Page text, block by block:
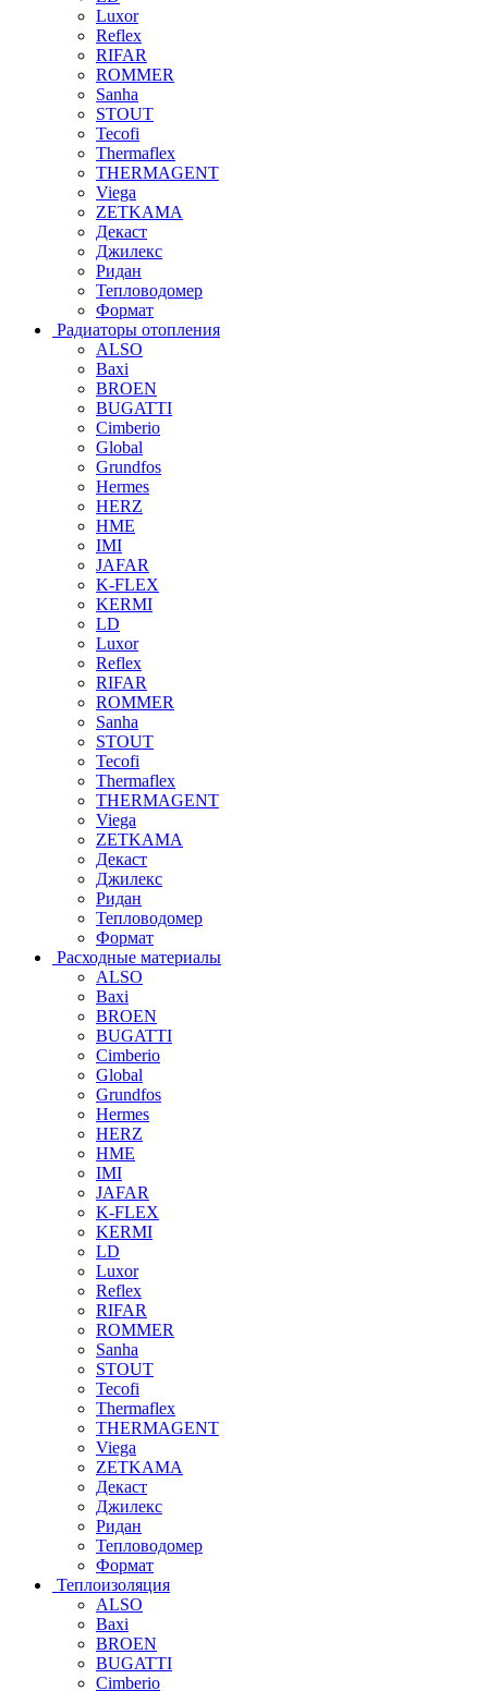
Luxor
Reflex
RIFAR
ROMMER
Sanha
STOUT
Tecofi
Thermaflex
THERMAGENT
Viega
ZETKAMA
Декаст
Джилекс
Ридан
Тепловодомер
Формат
Радиаторы отопления
ALSO
Baxi
BROEN
BUGATTI
Cimberio
Global
Grundfos
Hermes
HERZ
HME
IMI
JAFAR
K-FLEX
KERMI
LD
Luxor
Reflex
RIFAR
ROMMER
Sanha
STOUT
Tecofi
Thermaflex
THERMAGENT
Viega
ZETKAMA
Декаст
Джилекс
Ридан
Тепловодомер
Формат
Расходные материалы
ALSO
Baxi
BROEN
BUGATTI
Cimberio
Global
Grundfos
Hermes
HERZ
HME
IMI
JAFAR
K-FLEX
KERMI
LD
Luxor
Reflex
RIFAR
ROMMER
Sanha
STOUT
Tecofi
Thermaflex
THERMAGENT
Viega
ZETKAMA
Декаст
Джилекс
Ридан
Тепловодомер
Формат
Теплоизоляция
ALSO
Baxi
BROEN
BUGATTI
Cimberio